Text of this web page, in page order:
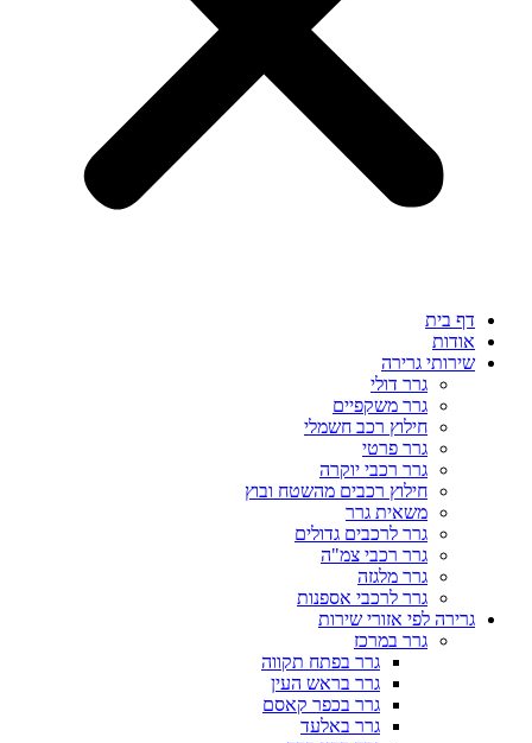
דף בית
אודות
שירותי גרירה
גרר דולי
גרר משקפיים
חילוץ רכב חשמלי
גרר פרטי
גרר רכבי יוקרה
חילוץ רכבים מהשטח ובוץ
משאית גרר
גרר לרכבים גדולים
גרר רכבי צמ"ה
גרר מלגזה
גרר לרכבי אספנות
גרירה לפי אזורי שירות
גרר במרכז
גרר בפתח תקווה
גרר בראש העין
גרר בכפר קאסם
גרר באלעד